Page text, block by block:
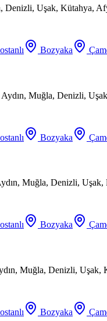
Uşak, Kütahya,
Bozyaka
Muğla, Denizli,
Bozyaka
Muğla, Denizli,
Bozyaka
Muğla, Denizli, Uşak,
Bozyaka